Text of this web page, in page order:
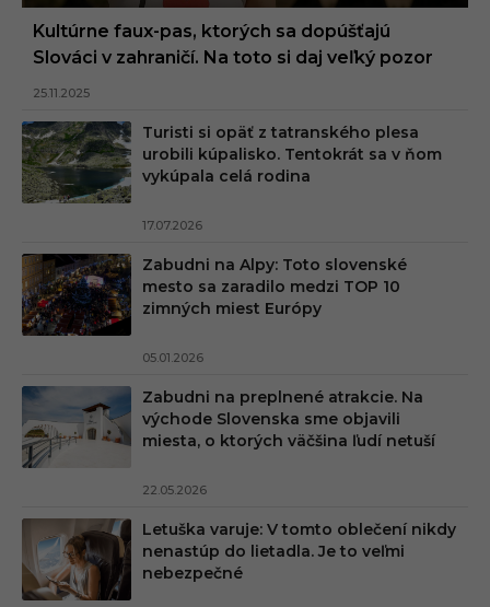
Kultúrne faux-pas, ktorých sa dopúšťajú
Slováci v zahraničí. Na toto si daj veľký pozor
25.11.2025
Turisti si opäť z tatranského plesa
urobili kúpalisko. Tentokrát sa v ňom
vykúpala celá rodina
17.07.2026
Zabudni na Alpy: Toto slovenské
mesto sa zaradilo medzi TOP 10
zimných miest Európy
05.01.2026
Zabudni na preplnené atrakcie. Na
východe Slovenska sme objavili
miesta, o ktorých väčšina ľudí netuší
22.05.2026
Letuška varuje: V tomto oblečení nikdy
nenastúp do lietadla. Je to veľmi
nebezpečné